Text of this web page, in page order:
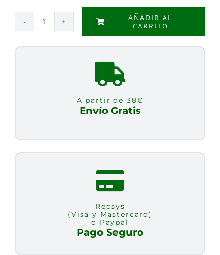
VALERIANA
AÑADIR AL
CARRITO
A partir de 38€
Envío Gratis
Redsys
(Visa y Mastercard)
o Paypal
Pago Seguro